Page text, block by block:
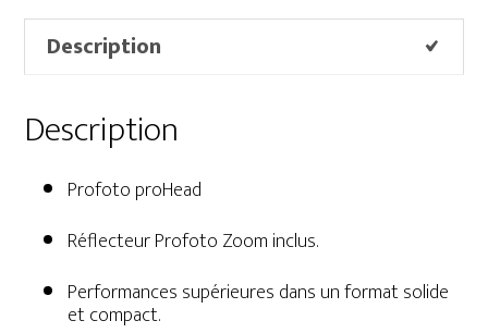
Description
Description
Profoto proHead
Réflecteur Profoto Zoom inclus.
Performances supérieures dans un format solide
et compact.